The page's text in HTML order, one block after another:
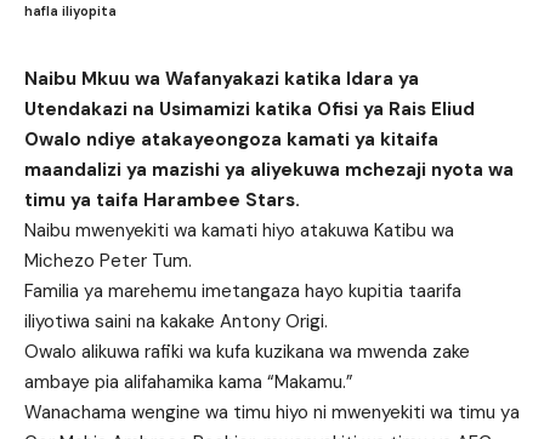
hafla iliyopita
Naibu Mkuu wa Wafanyakazi katika Idara ya
Utendakazi na Usimamizi katika Ofisi ya Rais Eliud
Owalo ndiye atakayeongoza kamati ya kitaifa
maandalizi ya mazishi ya aliyekuwa mchezaji nyota wa
timu ya taifa Harambee Stars.
Naibu mwenyekiti wa kamati hiyo atakuwa Katibu wa
Michezo Peter Tum.
Familia ya marehemu imetangaza hayo kupitia taarifa
iliyotiwa saini na kakake Antony Origi.
Owalo alikuwa rafiki wa kufa kuzikana wa mwenda zake
ambaye pia alifahamika kama “Makamu.”
Wanachama wengine wa timu hiyo ni mwenyekiti wa timu ya